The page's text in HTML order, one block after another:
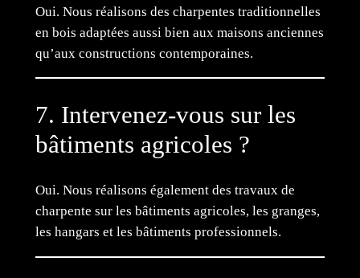
Oui. Nous réalisons des charpentes traditionnelles
en bois adaptées aussi bien aux maisons anciennes
qu’aux constructions contemporaines.
7. Intervenez-vous sur les
bâtiments agricoles ?
Oui. Nous réalisons également des travaux de
charpente sur les bâtiments agricoles, les granges,
les hangars et les bâtiments professionnels.